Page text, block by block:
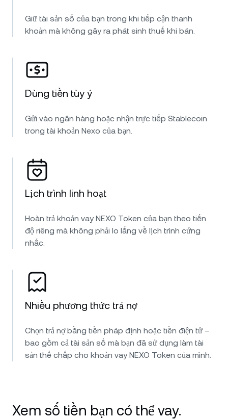
Giữ tài sản số của bạn trong khi tiếp cận thanh
khoản mà không gây ra phát sinh thuế khi bán.
Dùng tiền tùy ý
Gửi vào ngân hàng hoặc nhận trực tiếp Stablecoin
trong tài khoản Nexo của bạn.
Lịch trình linh hoạt
Hoàn trả khoản vay NEXO Token của bạn theo tiến
độ riêng mà không phải lo lắng về lịch trình cứng
nhắc.
Nhiều phương thức trả nợ
Chọn trả nợ bằng tiền pháp định hoặc tiền điện tử –
bao gồm cả tài sản số mà bạn đã sử dụng làm tài
sản thế chấp cho khoản vay NEXO Token của mình.
Xem số tiền bạn có thể vay.